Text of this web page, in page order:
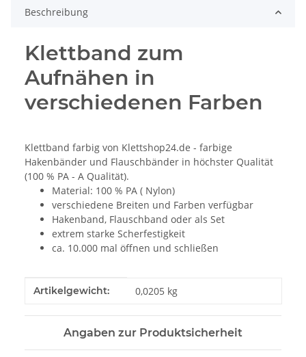
Beschreibung
Klettband zum
Aufnähen in
verschiedenen Farben
Klettband farbig von Klettshop24.de - farbige
Hakenbänder und Flauschbänder in höchster Qualität
(100 % PA - A Qualität).
Material: 100 % PA ( Nylon)
verschiedene Breiten und Farben verfügbar
Hakenband, Flauschband oder als Set
extrem starke Scherfestigkeit
ca. 10.000 mal öffnen und schließen
Produkteigenschaft
Wert
Artikelgewicht: 0,0205 kg
Angaben zur Produktsicherheit